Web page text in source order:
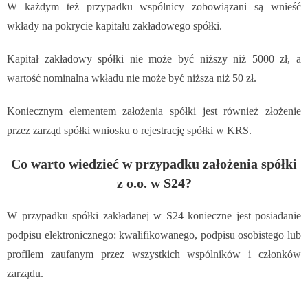
W każdym też przypadku wspólnicy zobowiązani są wnieść
wkłady na pokrycie kapitału zakładowego spółki.
Kapitał zakładowy spółki nie może być niższy niż 5000 zł, a
wartość nominalna wkładu nie może być niższa niż 50 zł.
Koniecznym elementem założenia spółki jest również złożenie
przez zarząd spółki wniosku o rejestrację spółki w KRS.
Co warto wiedzieć w przypadku założenia spółki
z o.o. w S24?
W przypadku spółki zakładanej w S24 konieczne jest posiadanie
podpisu elektronicznego: kwalifikowanego, podpisu osobistego lub
profilem zaufanym przez wszystkich wspólników i członków
zarządu.